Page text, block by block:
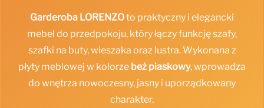
Garderoba LORENZOto praktyczny i elegancki
mebel do przedpokoju, który łączy funkcję szafy,
szafki na buty, wieszaka oraz lustra. Wykonana z
płyty meblowej w kolorze beż piaskowy, wprowadza
do wnętrza nowoczesny, jasny i uporządkowany
charakter.